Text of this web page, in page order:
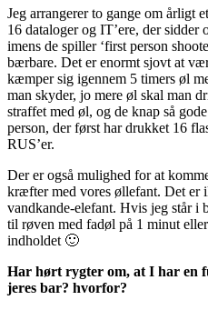
Jeg arrangerer to gange om årligt
16 dataloger og IT’ere, der
imens de spiller ‘first person
bærbare. Det er enormt sjovt at
kæmper sig igennem 5 timers øl
man skyder, jo mere øl skal man
straffet med øl, og de knap så
person, der først har drukket 16
RUS’er.
Der er også mulighed for at
kræfter med vores øllefant. Det er
vandkande-elefant. Hvis jeg står i
til røven med fadøl på 1 minut
indholdet 🙂
Har hørt rygter om, at I har en
jeres bar? hvorfor?